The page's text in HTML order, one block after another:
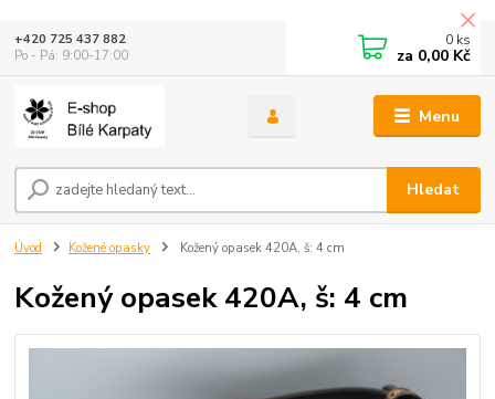
Menu
Hledat
+420 725 437 882
Po - Pá: 9:00-17:00
0 ks
za 0,00 Kč
Úvod Kožené opasky Kožený opasek 420A, š: 4 cm
Kožený opasek 420A, š: 4 cm